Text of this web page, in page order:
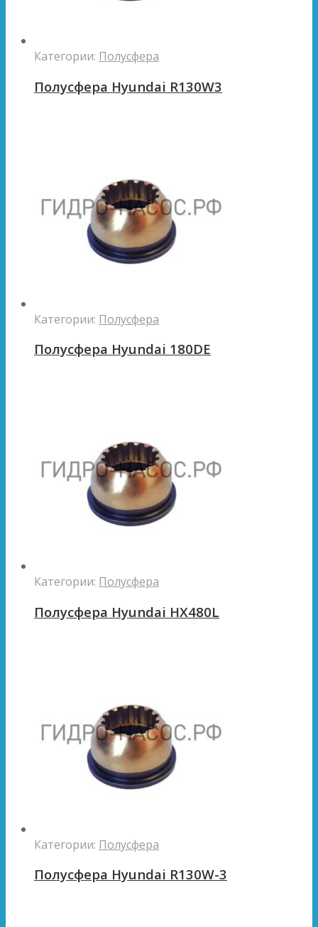
Категории: Полусфера
Полусфера Hyundai R130W3
Категории: Полусфера
Полусфера Hyundai 180DE
Категории: Полусфера
Полусфера Hyundai HX480L
Категории: Полусфера
Полусфера Hyundai R130W-3